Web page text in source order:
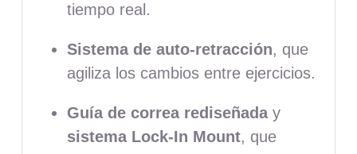
tiempo real.
Sistema de auto-retracción, que
agiliza los cambios entre ejercicios.
Guía de correa rediseñaday
sistema Lock-In Mount, que